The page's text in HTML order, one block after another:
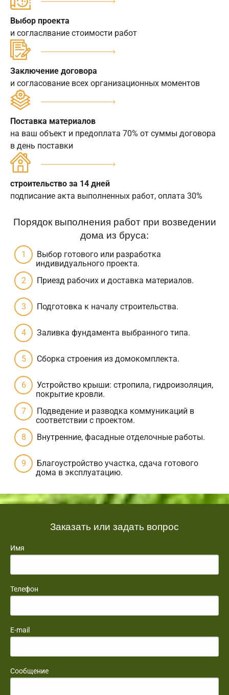
Выбор проекта
и согласлвание стоимости работ
Заключение договора
и согласование всех организационных моментов
Поставка материалов
на ваш объект и предоплата 70% от суммы договора
в день поставки
строительство за 14 дней
подписание акта выполненных работ, оплата 30%
Порядок выполнения работ при возведении
дома из бруса:
Выбор готового или разработка
индивидуального проекта.
Приезд рабочих и доставка материалов.
Подготовка к началу строительства.
Заливка фундамента выбранного типа.
Сборка строения из домокомплекта.
Устройство крыши: стропила, гидроизоляция,
покрытие кровли.
Подведение и разводка коммуникаций в
соответствии с проектом.
Внутренние, фасадные отделочные работы.
Благоустройство участка, сдача готового
дома в эксплуатацию.
Заказать или задать вопрос
Имя
Телефон
E-mail
Сообщение